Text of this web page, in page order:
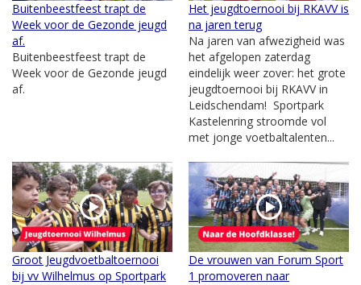
Buitenbeestfeest trapt de
Week voor de Gezonde jeugd
af.
Buitenbeestfeest trapt de
Week voor de Gezonde jeugd
af.
Het jeugdtoernooi bij RKAVV is
na jaren terug
Na jaren van afwezigheid was
het afgelopen zaterdag
eindelijk weer zover: het grote
jeugdtoernooi bij RKAVV in
Leidschendam! Sportpark
Kastelenring stroomde vol
met jonge voetbaltalenten...
Groot Jeugdvoetbaltoernooi
bij vv Wilhelmus op Sportpark
De vrouwen van Forum Sport
1 promoveren naar